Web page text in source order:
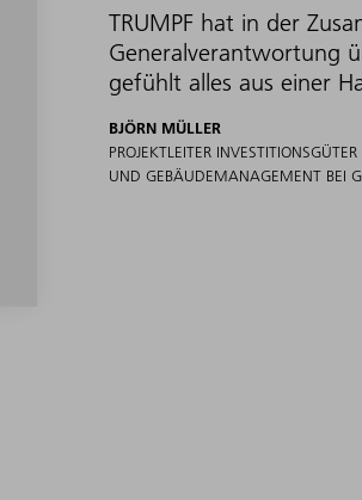
TRUMPF hat in der
Generalverantwortung
gefühlt alles aus einer
BJÖRN MÜLLER
PROJEKTLEITER
UND GEBÄUDEMANAGEMENT BEI